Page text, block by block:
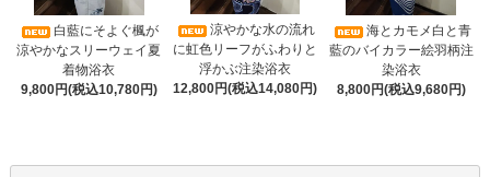
白藍にそよぐ楓が
涼やかなスリーウェイ夏
着物浴衣
9,800円(税込10,780円)
涼やかな水の流れ
に虹色リーフがふわりと
浮かぶ注染浴衣
12,800円(税込14,080円)
海とカモメ白と青
藍のバイカラー絵羽柄注
染浴衣
8,800円(税込9,680円)